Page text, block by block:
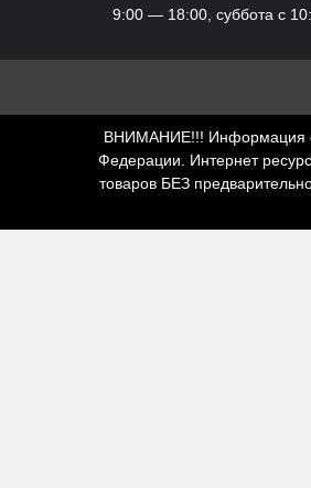
9:00 — 18:00, суббота с
ВНИМАНИЕ!!! Информация о
Федерации. Интернет
товаров БЕЗ